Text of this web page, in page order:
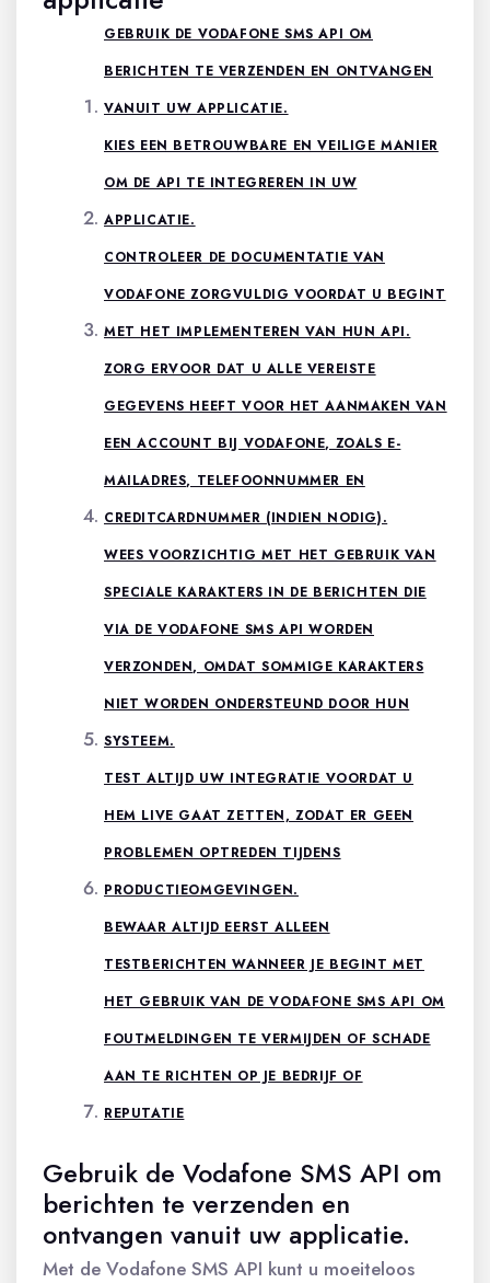
GEBRUIK DE VODAFONE SMS API OM
BERICHTEN TE VERZENDEN EN ONTVANGEN
VANUIT UW APPLICATIE.
KIES EEN BETROUWBARE EN VEILIGE MANIER
OM DE API TE INTEGREREN IN UW
APPLICATIE.
CONTROLEER DE DOCUMENTATIE VAN
VODAFONE ZORGVULDIG VOORDAT U BEGINT
MET HET IMPLEMENTEREN VAN HUN API.
ZORG ERVOOR DAT U ALLE VEREISTE
GEGEVENS HEEFT VOOR HET AANMAKEN VAN
EEN ACCOUNT BIJ VODAFONE, ZOALS E-
MAILADRES, TELEFOONNUMMER EN
CREDITCARDNUMMER (INDIEN NODIG).
WEES VOORZICHTIG MET HET GEBRUIK VAN
SPECIALE KARAKTERS IN DE BERICHTEN DIE
VIA DE VODAFONE SMS API WORDEN
VERZONDEN, OMDAT SOMMIGE KARAKTERS
NIET WORDEN ONDERSTEUND DOOR HUN
SYSTEEM.
TEST ALTIJD UW INTEGRATIE VOORDAT U
HEM LIVE GAAT ZETTEN, ZODAT ER GEEN
PROBLEMEN OPTREDEN TIJDENS
PRODUCTIEOMGEVINGEN.
BEWAAR ALTIJD EERST ALLEEN
TESTBERICHTEN WANNEER JE BEGINT MET
HET GEBRUIK VAN DE VODAFONE SMS API OM
FOUTMELDINGEN TE VERMIJDEN OF SCHADE
AAN TE RICHTEN OP JE BEDRIJF OF
REPUTATIE
Gebruik de Vodafone SMS API om
berichten te verzenden en
ontvangen vanuit uw applicatie.
Met de Vodafone SMS API kunt u moeiteloos